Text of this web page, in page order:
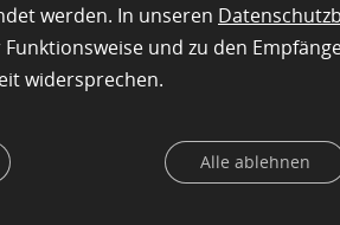
für beide Probleme
wurde der Masse die Aufgabe
Uhrmacher, der den
Das Soda-Problem löste Nicolas
– Die
werden. In unseren
und zu den
widersprechen.
Alle ablehnen